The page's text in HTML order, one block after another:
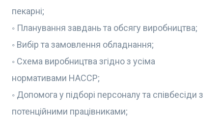
пекарні;
◦ Планування завдань та обсягу виробництва;
◦ Вибір та замовлення обладнання;
◦ Схема виробництва згідно з усіма
нормативами НАССР;
◦ Допомога у підборі персоналу та співбесіди з
потенційними працівниками;